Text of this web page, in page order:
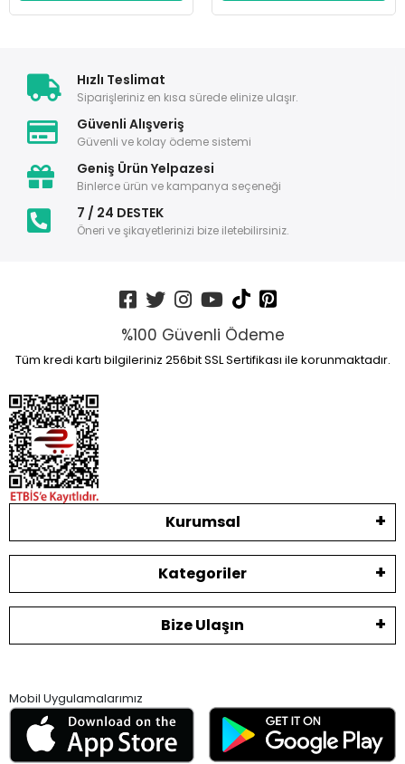
Hızlı Teslimat
Siparişleriniz en kısa sürede elinize ulaşır.
Güvenli Alışveriş
Güvenli ve kolay ödeme sistemi
Geniş Ürün Yelpazesi
Binlerce ürün ve kampanya seçeneği
7 / 24 DESTEK
Öneri ve şikayetlerinizi bize iletebilirsiniz.
%100 Güvenli Ödeme
Tüm kredi kartı bilgileriniz 256bit SSL Sertifikası ile korunmaktadır.
Kurumsal
Kategoriler
Bize Ulaşın
Mobil Uygulamalarımız